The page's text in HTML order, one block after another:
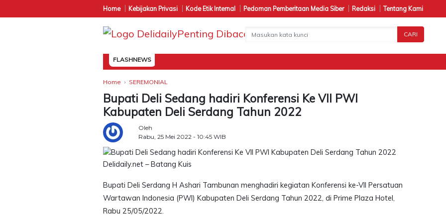
Home Kebijakan Privasi Kode Etik Internal Pedoman Pemberitaan Media Siber Redaksi Tentang Kami
CARI
FLASHNEWS
Home SEREMONIAL
Bupati Deli Sedang hadiri Konferensi Ke VII PWI
Kabupaten Deli Serdang Tahun 2022
Oleh
Rabu, 25 Mei 2022 - 10:45 WIB
Delidaily.net – Batang Kuis
Bupati Deli Serdang H Ashari Tambunan menghadiri kegiatan Konferensi ke-VII Persatuan
Wartawan Indonesia (PWI) Kabupaten Deli Serdang Tahun 2022, di Prime Plaza Hotel,
Rabu 25/05/2022.